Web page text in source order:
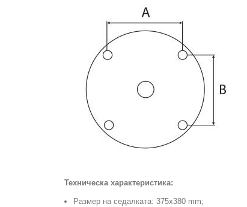
Техническа характеристика:
Размер на седалката: 375x380 mm;